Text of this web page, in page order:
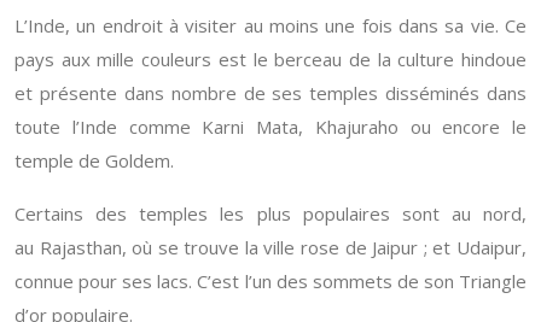
L’Inde, un endroit à visiter au moins une fois dans sa vie. Ce
pays aux mille couleurs est le berceau de la culture hindoue
et présente dans nombre de ses temples disséminés dans
toute l’Inde comme Karni Mata, Khajuraho ou encore le
temple de Goldem.
Certains des temples les plus populaires sont au nord,
au Rajasthan, où se trouve la ville rose de Jaipur ; et Udaipur,
connue pour ses lacs. C’est l’un des sommets de son Triangle
d’or populaire.